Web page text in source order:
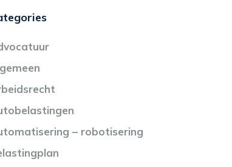
– robotisering